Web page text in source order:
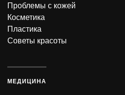
Проблемы с кожей
Косметика
Пластика
Советы красоты
МЕДИЦИНА